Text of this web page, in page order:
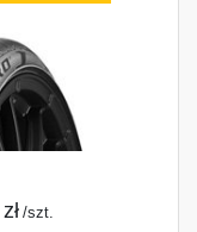
zł /szt.